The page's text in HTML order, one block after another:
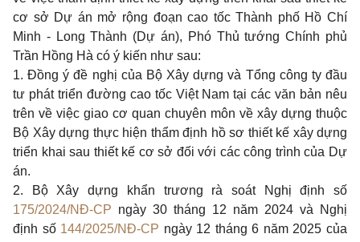
cơ sở Dự án mở rộng đoạn cao tốc Thành phố Hồ Chí
Minh - Long Thành (Dự án), Phó Thủ tướng Chính phủ
Trần Hồng Hà có ý kiến như sau:
1. Đồng ý đề nghị của Bộ Xây dựng và Tổng công ty đầu
tư phát triển đường cao tốc Việt Nam tại các văn bản nêu
trên về việc giao cơ quan chuyên môn về xây dựng thuộc
Bộ Xây dựng thực hiện thẩm định hồ sơ thiết kế xây dựng
triển khai sau thiết kế cơ sở đối với các công trình của Dự
án.
2. Bộ Xây dựng khẩn trương rà soát Nghị định số
175/2024/NĐ-CP ngày 30 tháng 12 năm 2024 và Nghị
định số 144/2025/NĐ-CP ngày 12 tháng 6 năm 2025 của